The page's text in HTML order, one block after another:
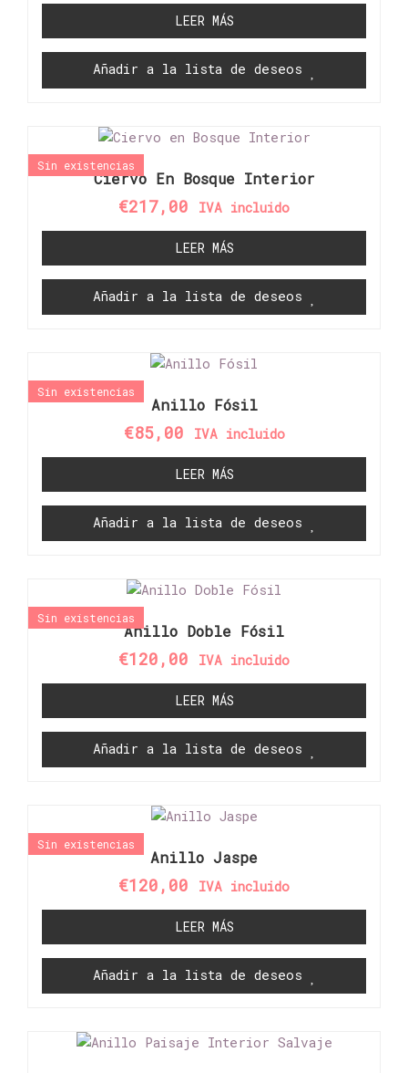
LEER MÁS
Añadir a la lista de deseos
Ciervo En Bosque Interior
Sin existencias
€217,00 IVA incluido
LEER MÁS
Añadir a la lista de deseos
Anillo Fósil
Sin existencias
€85,00 IVA incluido
LEER MÁS
Añadir a la lista de deseos
Anillo Doble Fósil
Sin existencias
€120,00 IVA incluido
LEER MÁS
Añadir a la lista de deseos
Anillo Jaspe
Sin existencias
€120,00 IVA incluido
LEER MÁS
Añadir a la lista de deseos